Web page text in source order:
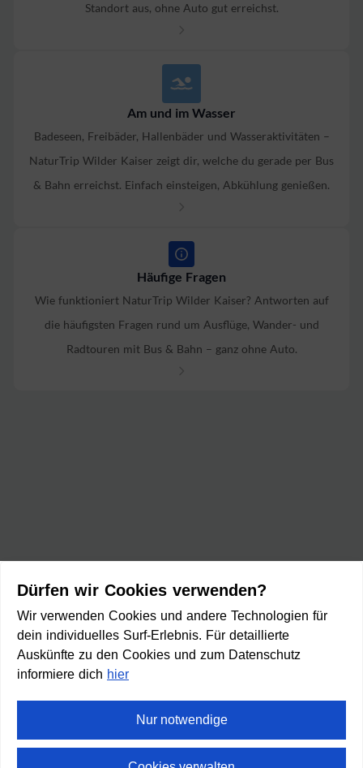
Standort aus, ohne Auto gut erreichst.
Am und im Wasser
Badeseen, Freibäder, Hallenbäder und Wasseraktivitäten –
NaturTrip Wilder Kaiser zeigt dir, welche du gerade per Bus
& Bahn erreichst. Einfach einsteigen, Abkühlung genießen.
Häufige Fragen
Wie funktioniert NaturTrip Wilder Kaiser? Antworten auf
die häufigsten Fragen rund um Ausflüge, Wander- und
Radtouren mit Bus & Bahn – ganz ohne Auto.
Dürfen wir Cookies verwenden?
Wir verwenden Cookies und andere Technologien für
dein individuelles Surf-Erlebnis. Für detaillierte
Auskünfte zu den Cookies und zum Datenschutz
informiere dich hier
Nur notwendige